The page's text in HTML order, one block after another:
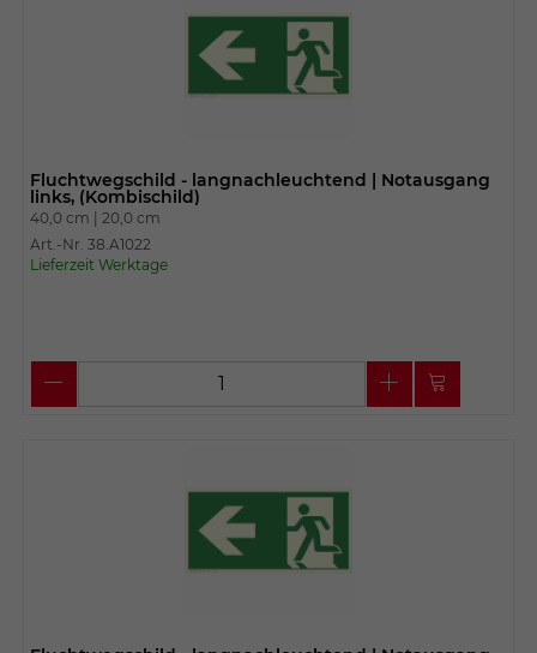
Fluchtwegschild - langnachleuchtend | Notausgang
links, (Kombischild)
40,0 cm | 20,0 cm
Art.-Nr. 38.A1022
Lieferzeit Werktage